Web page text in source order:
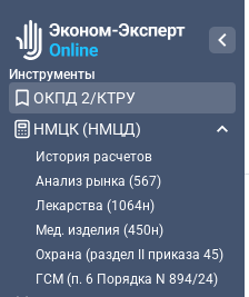
Инструменты
ОКПД 2/КТРУ
НМЦК (НМЦД)
История расчетов
Анализ рынка (567)
Лекарства (1064н)
Мед. изделия (450н)
Охрана (раздел II приказа 45)
ГСМ (п. 6 Порядка N 894/24)